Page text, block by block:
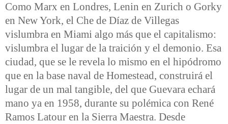
Como Marx en Londres, Lenin en Zurich o Gorky
en New York, el Che de Díaz de Villegas
vislumbra en Miami algo más que el capitalismo:
vislumbra el lugar de la traición y el demonio. Esa
ciudad, que se le revela lo mismo en el hipódromo
que en la base naval de Homestead, construirá el
lugar de un mal tangible, del que Guevara echará
mano ya en 1958, durante su polémica con René
Ramos Latour en la Sierra Maestra. Desde